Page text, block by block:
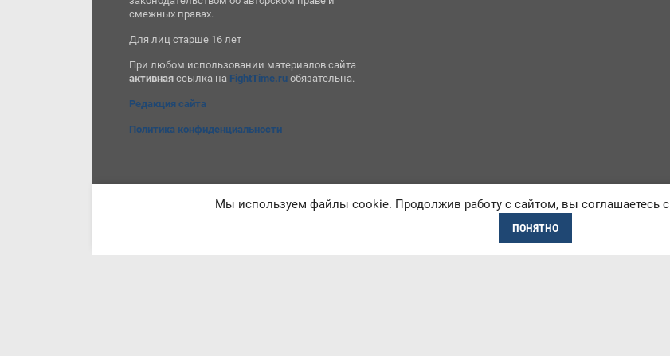
смежных правах.
Для лиц старше 16 лет
При любом использовании материалов сайта
активная ссылка на FightTime.ru обязательна.
Редакция сайта
Политика конфиденциальности
Мы используем файлы cookie. Продолжив работу с сайтом, вы соглашаетесь с
ПОНЯТНО